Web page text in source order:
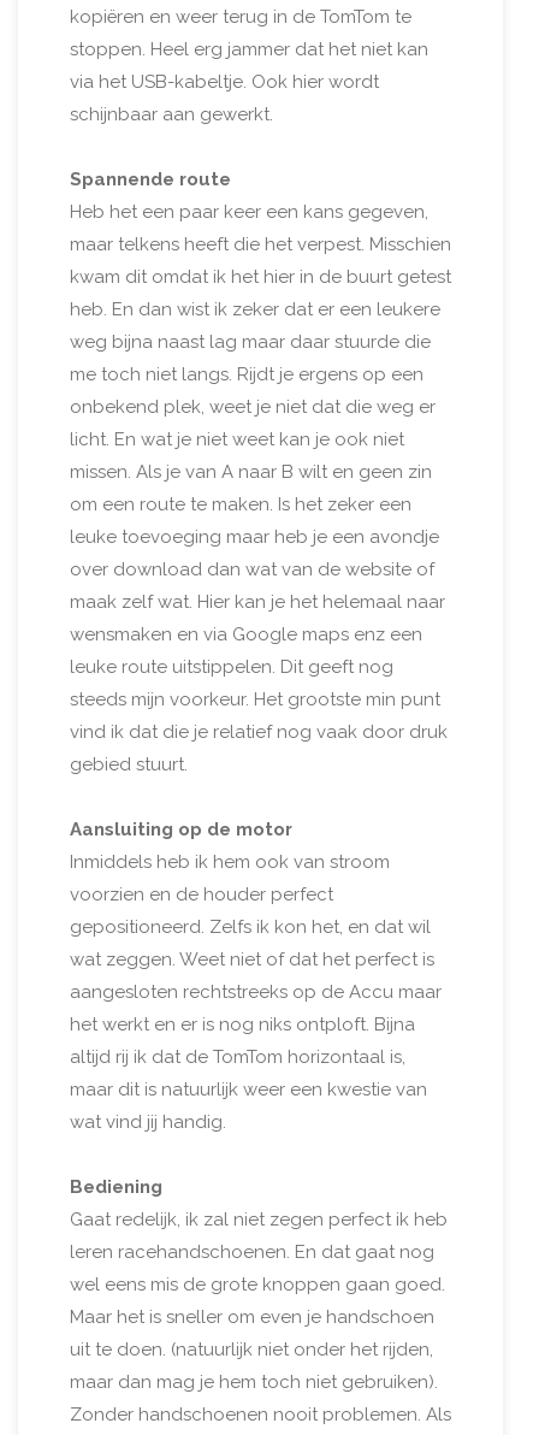
kopiëren en weer terug in de TomTom te
stoppen. Heel erg jammer dat het niet kan
via het USB-kabeltje. Ook hier wordt
schijnbaar aan gewerkt.
Spannende route
Heb het een paar keer een kans gegeven,
maar telkens heeft die het verpest. Misschien
kwam dit omdat ik het hier in de buurt getest
heb. En dan wist ik zeker dat er een leukere
weg bijna naast lag maar daar stuurde die
me toch niet langs. Rijdt je ergens op een
onbekend plek, weet je niet dat die weg er
licht. En wat je niet weet kan je ook niet
missen. Als je van A naar B wilt en geen zin
om een route te maken. Is het zeker een
leuke toevoeging maar heb je een avondje
over download dan wat van de website of
maak zelf wat. Hier kan je het helemaal naar
wensmaken en via Google maps enz een
leuke route uitstippelen. Dit geeft nog
steeds mijn voorkeur. Het grootste min punt
vind ik dat die je relatief nog vaak door druk
gebied stuurt.
Aansluiting op de motor
Inmiddels heb ik hem ook van stroom
voorzien en de houder perfect
gepositioneerd. Zelfs ik kon het, en dat wil
wat zeggen. Weet niet of dat het perfect is
aangesloten rechtstreeks op de Accu maar
het werkt en er is nog niks ontploft. Bijna
altijd rij ik dat de TomTom horizontaal is,
maar dit is natuurlijk weer een kwestie van
wat vind jij handig.
Bediening
Gaat redelijk, ik zal niet zegen perfect ik heb
leren racehandschoenen. En dat gaat nog
wel eens mis de grote knoppen gaan goed.
Maar het is sneller om even je handschoen
uit te doen. (natuurlijk niet onder het rijden,
maar dan mag je hem toch niet gebruiken).
Zonder handschoenen nooit problemen. Als